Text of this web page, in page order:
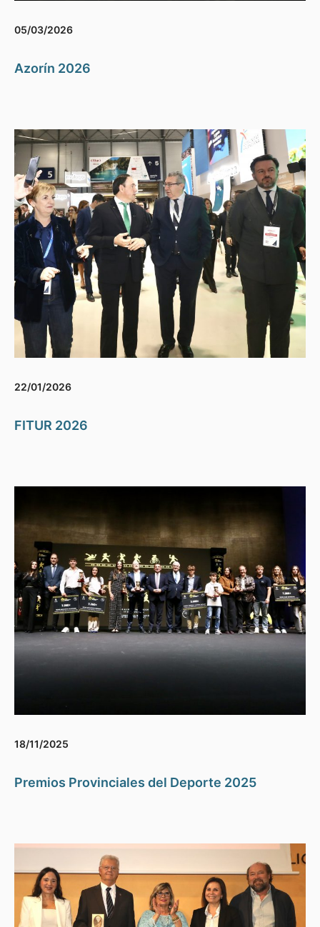
05/03/2026
Azorín 2026
22/01/2026
FITUR 2026
18/11/2025
Premios Provinciales del Deporte 2025